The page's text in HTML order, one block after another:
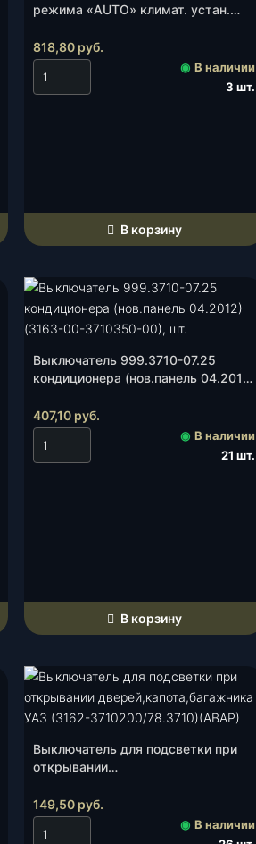
режима «AUTO» климат. устан.
3710370-00), шт.
818,80 руб.
◉ В наличии
3 шт.
В корзину
Выключатель 999.3710-07.25
кондиционера (нов.панель 04.2012)
407,10 руб.
◉ В наличии
21 шт.
В корзину
Выключатель для подсветки при
открывании
(3162-3710200/78.3710)(АВАР), шт.
149,50 руб.
◉ В наличии